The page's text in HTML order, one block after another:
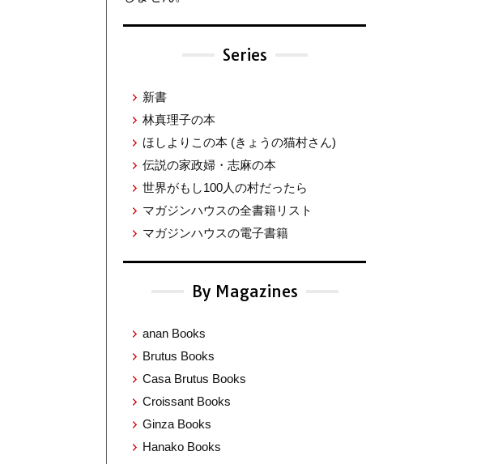
Series
新書
林真理子の本
ほしよりこの本 (きょうの猫村さん)
伝説の家政婦・志麻の本
世界がもし100人の村だったら
マガジンハウスの全書籍リスト
マガジンハウスの電子書籍
By Magazines
anan Books
Brutus Books
Casa Brutus Books
Croissant Books
Ginza Books
Hanako Books